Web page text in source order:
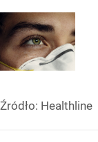
Źródło: Healthline